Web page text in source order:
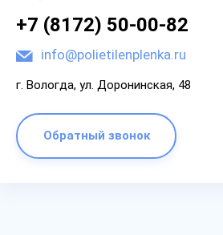
+7 (8172) 50-00-82
info@polietilenplenka.ru
г. Вологда, ул. Доронинская, 48
Обратный звонок